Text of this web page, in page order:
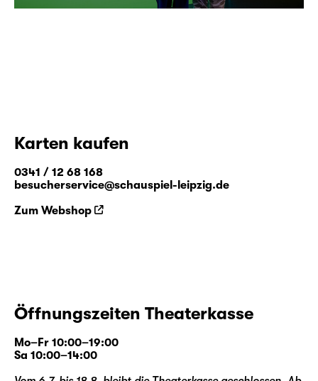
Karten kaufen
0341 / 12 68 168
besucherservice@schauspiel-leipzig.de
Zum Webshop
Öffnungszeiten Theaterkasse
Mo–Fr 10:00–19:00
Sa 10:00–14:00